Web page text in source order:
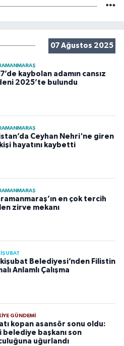
07 Ağustos 2025
kaybolan adamın cansız
2025’te bulundu
Ceyhan Nehri'ne giren
hayatını kaybetti
en çok tercih
zirve mekanı
Belediyesi’nden Filistin
Anlamlı Çalışma
GÜNDEMI
kopan asansör sonu oldu:
belediye başkanı son
uğurlandı